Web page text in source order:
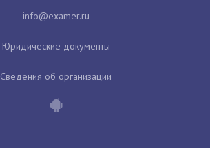
Юридические документы
Сведения об организации